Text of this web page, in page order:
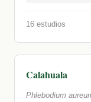
16 estudios
Calahuala
Phlebodium